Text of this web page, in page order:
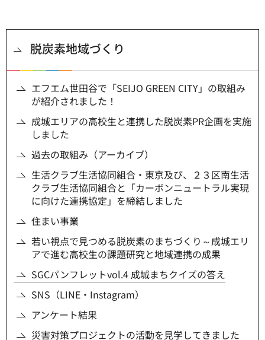
脱炭素地域づくり
エフエム世田谷で「SEIJO GREEN CITY」の取組み
が紹介されました！
成城エリアの高校生と連携した脱炭素PR企画を実施
しました
過去の取組み（アーカイブ）
生活クラブ生活協同組合・東京及び、２３区南生活
クラブ生活協同組合と「カーボンニュートラル実現
に向けた連携協定」を締結しました
住まい事業
若い視点で見つめる脱炭素のまちづくり～成城エリ
アで進む高校生の課題研究と地域連携の成果
SGCパンフレットvol.4 成城まちクイズの答え
SNS（LINE・Instagram）
アンケート結果
災害対策プロジェクトの活動を見学してきました